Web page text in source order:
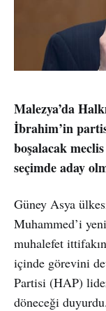
Malezya’da
İbrahim’in
boşalacak
seçimde aday
Güney Asya
Muhammed’i
muhalefet
içinde görevini
Partisi (HAP)
döneceği duyurdu.